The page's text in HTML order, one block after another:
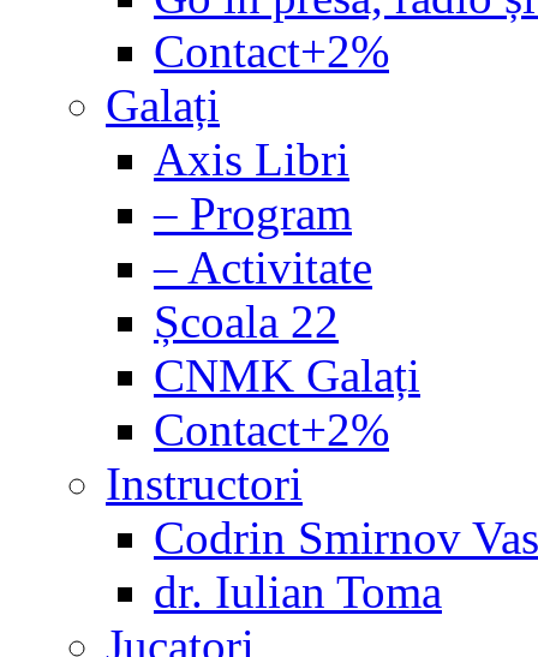
Contact+2%
Galați
Axis Libri
– Program
– Activitate
Școala 22
CNMK Galați
Contact+2%
Instructori
Codrin Smirnov
dr. Iulian Toma
Jucatori